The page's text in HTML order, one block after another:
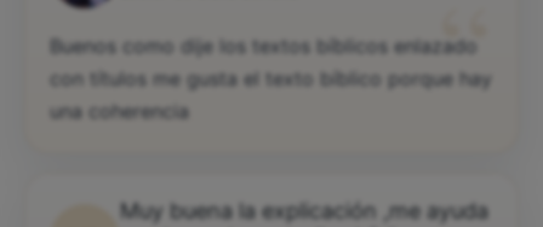
“
Buenos como dije los textos bíblicos enlazado
con títulos me gusta el texto bíblico porque hay
una coherencia
Muy buena la explicación ,me ayuda